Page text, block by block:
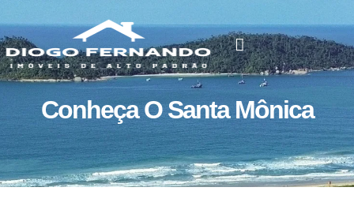
Conheça O Santa Mônica